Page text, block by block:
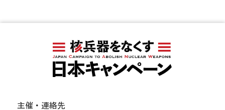
主催・連絡先